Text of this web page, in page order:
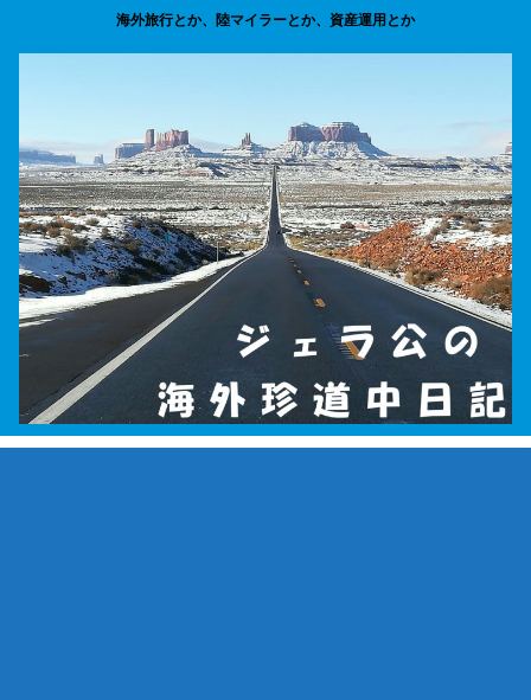
海外旅行とか、陸マイラーとか、資産運用とか